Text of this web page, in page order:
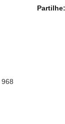
Partilhe
968